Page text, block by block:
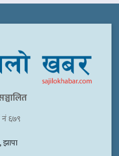
नं ६७९
झापा